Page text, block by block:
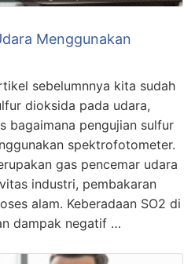
Menggunakan
sebelumnnya kita sudah
dioksida pada udara,
bagaimana pengujian sulfur
spektrofotometer.
gas pencemar udara
industri, pembakaran
alam. Keberadaan SO2 di
dampak negatif …